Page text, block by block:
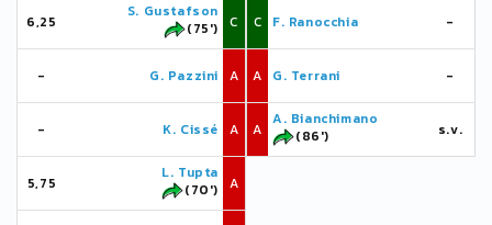
6,25
S. Gustafson
(75')
C
- G. Pazzini A
- K. Cissé A
5,75
L. Tupta
(70')
A
C F. Ranocchia -
A G. Terrani -
A
A. Bianchimano
(86')
s.v.